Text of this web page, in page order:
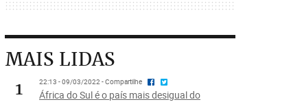
MAIS LIDAS
1
22:13 - 09/03/2022 - Compartilhe
África do Sul é o país mais desigual do